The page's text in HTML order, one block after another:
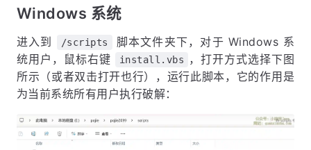
Windows 系统
进入到 /scripts
脚本文件夹下，对于 Windows 系
统用户，鼠标右键
install.vbs
，打开方式选择下图
所示（或者双击打开也行），运行此脚本，它的作用是
为当前系统所有用户执行破解：